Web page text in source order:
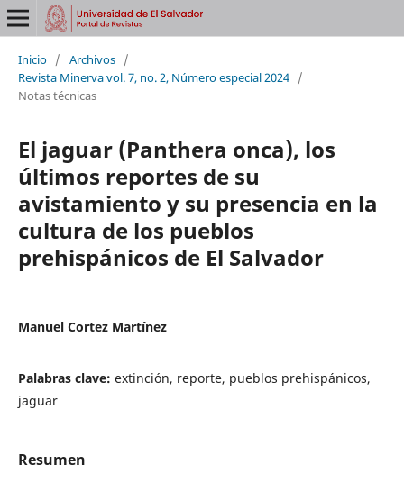
Inicio / Archivos /
Revista Minerva vol. 7, no. 2, Número especial 2024 /
Notas técnicas
El jaguar (Panthera onca), los
últimos reportes de su
avistamiento y su presencia en la
cultura de los pueblos
prehispánicos de El Salvador
Manuel Cortez Martínez
Palabras clave: extinción, reporte, pueblos prehispánicos,
jaguar
Resumen